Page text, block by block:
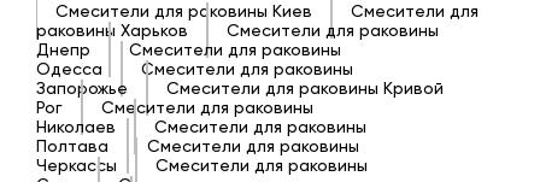
Смесители для раковины Киев
Смесители для
раковины Харьков
Смесители для раковины
Днепр
Смесители для раковины
Одесса
Смесители для раковины
Запорожье
Смесители для раковины Кривой
Рог
Смесители для раковины
Николаев
Смесители для раковины
Полтава
Смесители для раковины
Черкассы
Смесители для раковины